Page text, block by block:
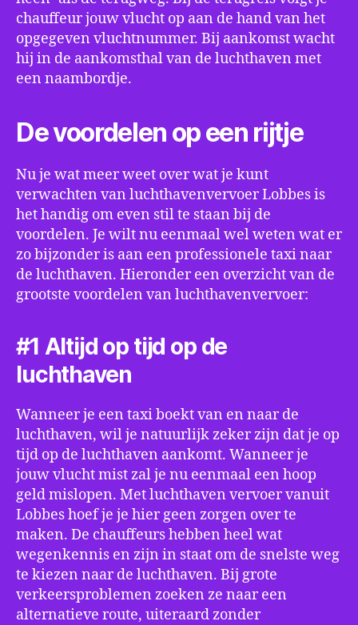
chauffeur jouw vlucht op aan de hand van het
opgegeven vluchtnummer. Bij aankomst wacht
hij in de aankomsthal van de luchthaven met
een naambordje.
De voordelen op een rijtje
Nu je wat meer weet over wat je kunt
verwachten van luchthavenvervoer Lobbes is
het handig om even stil te staan bij de
voordelen. Je wilt nu eenmaal wel weten wat er
zo bijzonder is aan een professionele taxi naar
de luchthaven. Hieronder een overzicht van de
grootste voordelen van luchthavenvervoer:
#1 Altijd op tijd op de
luchthaven
Wanneer je een taxi boekt van en naar de
luchthaven, wil je natuurlijk zeker zijn dat je op
tijd op de luchthaven aankomt. Wanneer je
jouw vlucht mist zal je nu eenmaal een hoop
geld mislopen. Met luchthaven vervoer vanuit
Lobbes hoef je je hier geen zorgen over te
maken. De chauffeurs hebben heel wat
wegenkennis en zijn in staat om de snelste weg
te kiezen naar de luchthaven. Bij grote
verkeersproblemen zoeken ze naar een
alternatieve route, uiteraard zonder